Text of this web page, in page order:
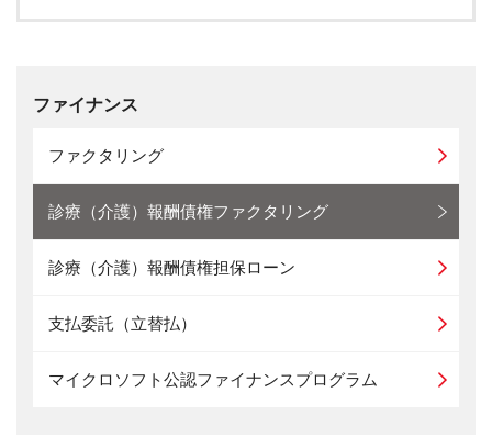
ファイナンス
ファクタリング
診療（介護）報酬債権ファクタリング
診療（介護）報酬債権担保ローン
支払委託（立替払）
マイクロソフト公認ファイナンスプログラム